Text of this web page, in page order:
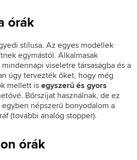
órák
stílusa. Az egyes modellek
egymástól. Alkalmasak
viseletre társaságba és a
úgy tervezték őket, hogy még
mellett isegyszerű és gyors
Bőrszíjat használnak, de ez
egyben népszerű bonyodalom a
(további analóg stopper).
órák